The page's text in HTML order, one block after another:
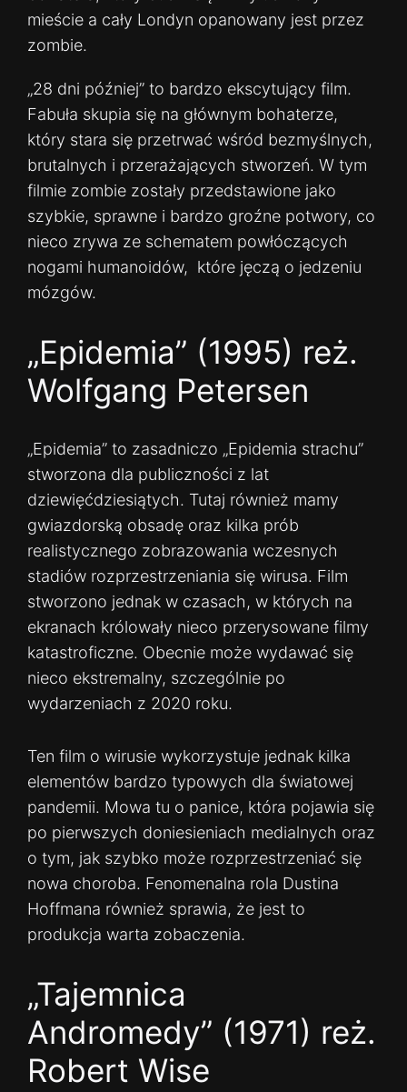
mieście a cały Londyn opanowany jest przez
zombie.
„28 dni później” to bardzo ekscytujący film.
Fabuła skupia się na głównym bohaterze,
który stara się przetrwać wśród bezmyślnych,
brutalnych i przerażających stworzeń. W tym
filmie zombie zostały przedstawione jako
szybkie, sprawne i bardzo groźne potwory, co
nieco zrywa ze schematem powłóczących
nogami humanoidów, które jęczą o jedzeniu
mózgów.
„Epidemia” (1995) reż.
Wolfgang Petersen
„Epidemia” to zasadniczo „Epidemia strachu”
stworzona dla publiczności z lat
dziewięćdziesiątych. Tutaj również mamy
gwiazdorską obsadę oraz kilka prób
realistycznego zobrazowania wczesnych
stadiów rozprzestrzeniania się wirusa. Film
stworzono jednak w czasach, w których na
ekranach królowały nieco przerysowane filmy
katastroficzne. Obecnie może wydawać się
nieco ekstremalny, szczególnie po
wydarzeniach z 2020 roku.
Ten film o wirusie wykorzystuje jednak kilka
elementów bardzo typowych dla światowej
pandemii. Mowa tu o panice, która pojawia się
po pierwszych doniesieniach medialnych oraz
o tym, jak szybko może rozprzestrzeniać się
nowa choroba. Fenomenalna rola Dustina
Hoffmana również sprawia, że jest to
produkcja warta zobaczenia.
„Tajemnica
Andromedy” (1971) reż.
Robert Wise